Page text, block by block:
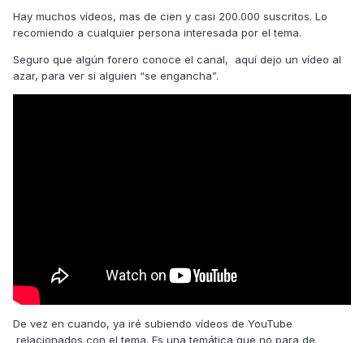
Hay muchos vídeos, mas de cien y casi 200.000 suscritos. Lo
recomiendo a cualquier persona interesada por el tema.
Seguro que algún forero conoce el canal, aquí dejo un vídeo al
azar, para ver si alguien “se engancha”.
De vez en cuando, ya iré subiendo vídeos de YouTube
relacionados con el tema. Es una temática que no para de